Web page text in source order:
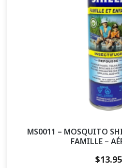
MS0011 – MOSQUITO
FAMILLE –
$13.95